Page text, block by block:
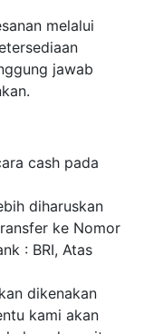
melalui
jawab
cash pada
diharuskan
ke Nomor
: BRI, Atas
dikenakan
kami akan